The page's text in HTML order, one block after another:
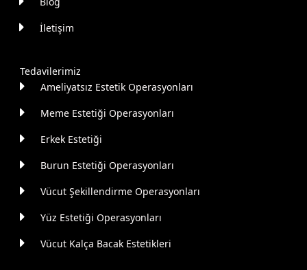
İletişim
Tedavilerimiz
Ameliyatsız Estetik Operasyonları
Meme Estetiği Operasyonları
Erkek Estetiği
Burun Estetiği Operasyonları
Vücut Şekillendirme Operasyonları
Yüz Estetiği Operasyonları
Vücut Kalça Bacak Estetikleri